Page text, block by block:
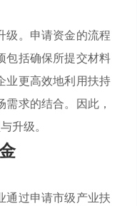
级。申请资金的流程
包括确保所提交材料
业更高效地利用扶持
求的结合。因此，
升级。
通过申请市级产业扶